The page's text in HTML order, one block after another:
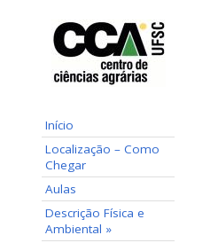
Início
Localização – Como
Chegar
Aulas
Descrição Física e
Ambiental »